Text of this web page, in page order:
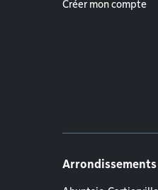
Créer mon compte
Arrondissements